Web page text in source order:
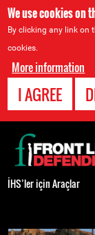
We use cookies on
By clicking any link on
cookies.
More information
I AGREE
to
Back
to
top
İHS’ler için Araçlar